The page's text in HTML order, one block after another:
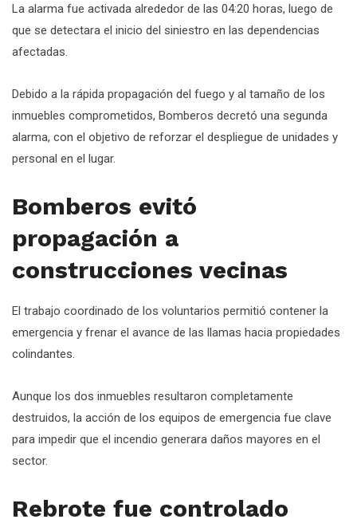
La alarma fue activada alrededor de las 04:20 horas, luego de
que se detectara el inicio del siniestro en las dependencias
afectadas.
Debido a la rápida propagación del fuego y al tamaño de los
inmuebles comprometidos, Bomberos decretó una segunda
alarma, con el objetivo de reforzar el despliegue de unidades y
personal en el lugar.
Bomberos evitó
propagación a
construcciones vecinas
El trabajo coordinado de los voluntarios permitió contener la
emergencia y frenar el avance de las llamas hacia propiedades
colindantes.
Aunque los dos inmuebles resultaron completamente
destruidos, la acción de los equipos de emergencia fue clave
para impedir que el incendio generara daños mayores en el
sector.
Rebrote fue controlado